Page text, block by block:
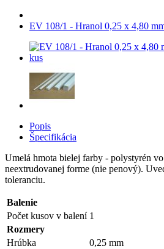
EV 108/1 - Hranol 0,25 x 4,80
Popis
Špecifikácia
Umelá hmota bielej farby - polystyrén
neextrudovanej forme (nie penový).
toleranciu.
Balenie
Počet kusov v balení 1
Rozmery
Hrúbka
0,25 mm